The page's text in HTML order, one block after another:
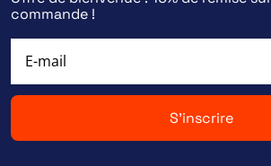
commande !
S'inscrire